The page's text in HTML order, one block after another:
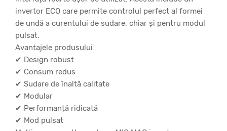
invertor ECO care permite controlul perfect al formei
de undă a curentului de sudare, chiar și pentru modul
pulsat.
Avantajele produsului
✔ Design robust
✔ Consum redus
✔ Sudare de înaltă calitate
✔ Modular
✔ Performanță ridicată
✔ Mod pulsat